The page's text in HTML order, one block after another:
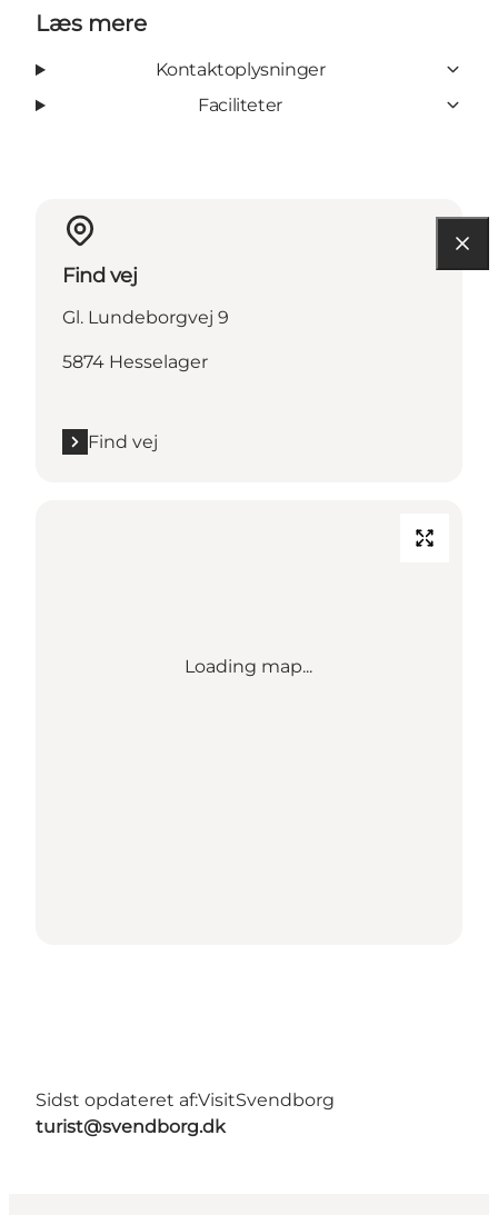
Læs mere
Kontaktoplysninger
Faciliteter
Find vej
Gl. Lundeborgvej 9
5874 Hesselager
Find vej
Loading map...
Sidst opdateret af:VisitSvendborg
turist@svendborg.dk